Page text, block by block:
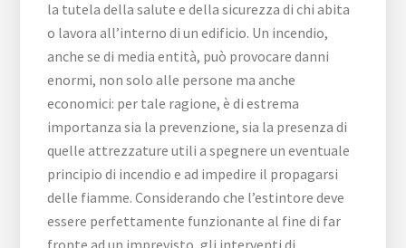
la tutela della salute e della sicurezza di chi abita
o lavora all’interno di un edificio. Un incendio,
anche se di media entità, può provocare danni
enormi, non solo alle persone ma anche
economici: per tale ragione, è di estrema
importanza sia la prevenzione, sia la presenza di
quelle attrezzature utili a spegnere un eventuale
principio di incendio e ad impedire il propagarsi
delle fiamme. Considerando che l’estintore deve
essere perfettamente funzionante al fine di far
fronte ad un imprevisto, gli interventi di